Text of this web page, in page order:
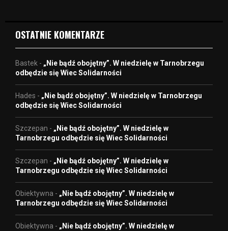
OSTATNIE KOMENTARZE
Bastek - „Nie bądź obojętny”. W niedzielę w Tarnobrzegu
odbędzie się Wiec Solidarności
Hades - „Nie bądź obojętny”. W niedzielę w Tarnobrzegu
odbędzie się Wiec Solidarności
Szczepan - „Nie bądź obojętny”. W niedzielę w
Tarnobrzegu odbędzie się Wiec Solidarności
Szczepan - „Nie bądź obojętny”. W niedzielę w
Tarnobrzegu odbędzie się Wiec Solidarności
Obiektywna - „Nie bądź obojętny”. W niedzielę w
Tarnobrzegu odbędzie się Wiec Solidarności
Obiektywna - „Nie bądź obojętny”. W niedzielę w